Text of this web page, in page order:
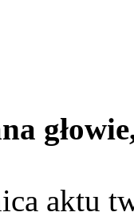
aktu